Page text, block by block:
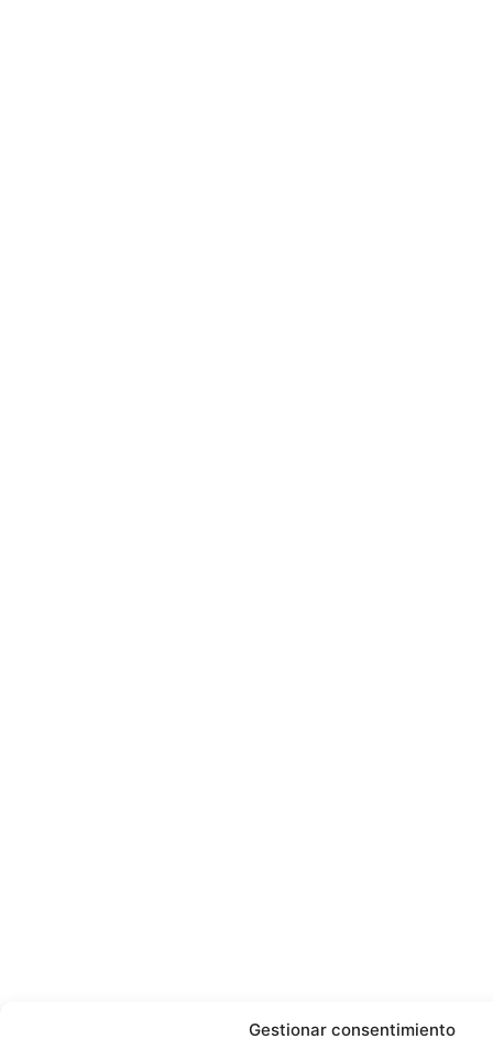
Gestionar consentimiento